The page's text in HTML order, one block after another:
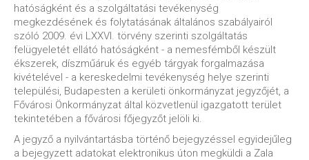
hatóságként és a szolgáltatási tevékenység
megkezdésének és folytatásának általános szabályairól
szóló 2009. évi LXXVI. törvény szerinti szolgáltatás
felügyeletét ellátó hatóságként - a nemesfémből készült
ékszerek, díszműáruk és egyéb tárgyak forgalmazása
kivételével - a kereskedelmi tevékenység helye szerinti
települési, Budapesten a kerületi önkormányzat jegyzőjét, a
Fővárosi Önkormányzat által közvetlenül igazgatott terület
tekintetében a fővárosi főjegyzőt jelöli ki.
A jegyző a nyilvántartásba történő bejegyzéssel egyidejűleg
a bejegyzett adatokat elektronikus úton megküldi a Zala